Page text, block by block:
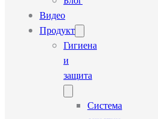
Видео
Продукт
Гигиена
и
защита
Система